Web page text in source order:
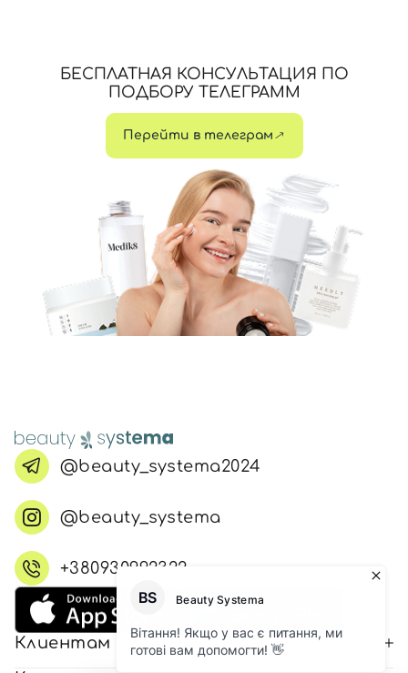
БЕСПЛАТНАЯ КОНСУЛЬТАЦИЯ ПО
ПОДБОРУ ТЕЛЕГРАММ
Перейти в телеграм
@beauty_systema2024
@beauty_systema
+380930992322
Клиентам